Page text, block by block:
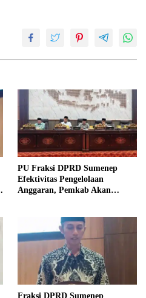
PU Fraksi DPRD Sumenep
Efektivitas Pengelolaan
Anggaran, Pemkab Akan
Fraksi DPRD Sumenep